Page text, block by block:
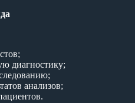
диагностику;
анализов;